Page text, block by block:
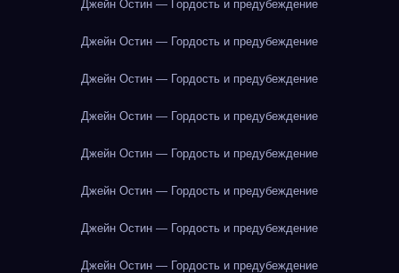
Джейн Остин — Гордость и предубеждение
Джейн Остин — Гордость и предубеждение
Джейн Остин — Гордость и предубеждение
Джейн Остин — Гордость и предубеждение
Джейн Остин — Гордость и предубеждение
Джейн Остин — Гордость и предубеждение
Джейн Остин — Гордость и предубеждение
Джейн Остин — Гордость и предубеждение